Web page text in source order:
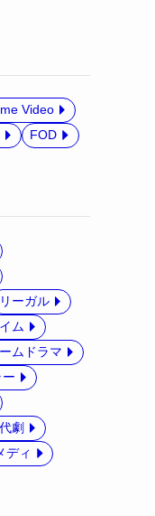
Video
FOD
リーガル
ム
ムドラマ
ー
劇
ディ